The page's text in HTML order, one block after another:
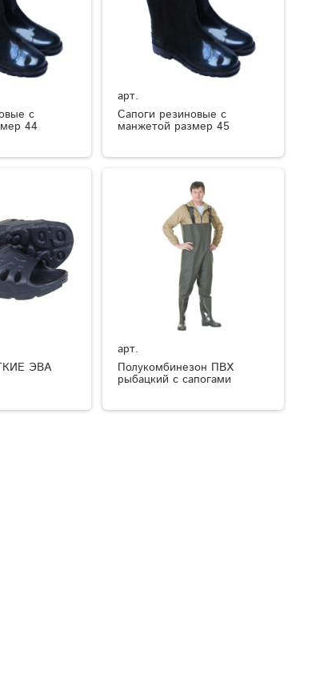
с
44
арт.
Сапоги резиновые с
манжетой размер 45
ЭВА
арт.
Полукомбинезон ПВХ
рыбацкий с сапогами